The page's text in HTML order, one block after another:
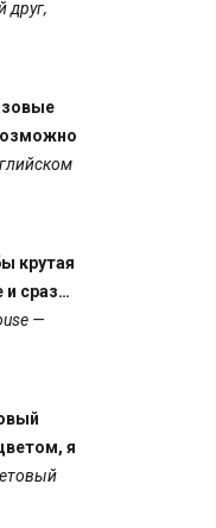
друг,
крутая
и сраз…
—
я